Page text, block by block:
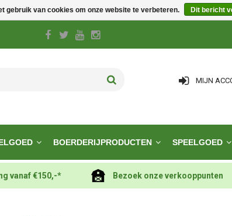
MIJN
BOERDERIJPRODUCTEN SPEELGOED
vanaf €150,-* Bezoek onze verkooppunten
gebruik van cookies om onze website te verbeteren. Dit bericht